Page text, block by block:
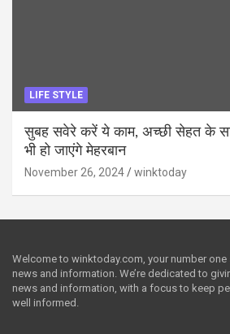
LIFE STYLE
सुबह सवेरे करें ये काम, अच्छी सेहत के
भी हो जाएंगे मेहरबान
November 26, 2024 winktoday
Welcome to winktoday.com, your number
news and information. We’re dedicated to
news and information, with a focus to keep
well informed.